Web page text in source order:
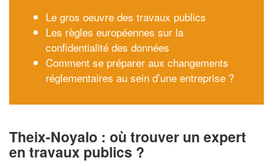
Le gros oeuvre des travaux publics
Les règles européennes sur la
confidentialité des données
Comment se préparer aux changements
réglementaires au sein d’une entreprise ?
Theix-Noyalo : où trouver un expert
en travaux publics ?